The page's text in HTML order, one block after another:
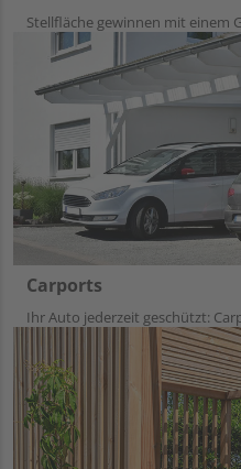
Stellfläche gewinnen mit einem
Carports
Ihr Auto jederzeit geschützt: